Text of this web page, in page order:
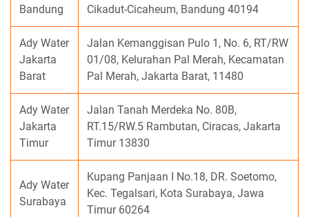
Bandung
Cikadut-Cicaheum, Bandung 40194
Ady Water
Jakarta
Barat
Jalan Kemanggisan Pulo 1, No. 6, RT/RW
01/08, Kelurahan Pal Merah, Kecamatan
Pal Merah, Jakarta Barat, 11480
Ady Water
Jakarta
Timur
Jalan Tanah Merdeka No. 80B,
RT.15/RW.5 Rambutan, Ciracas, Jakarta
Timur 13830
Ady Water
Surabaya
Kupang Panjaan I No.18, DR. Soetomo,
Kec. Tegalsari, Kota Surabaya, Jawa
Timur 60264